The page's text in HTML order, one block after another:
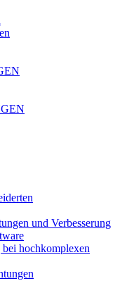
und Verbesserung
hochkomplexen